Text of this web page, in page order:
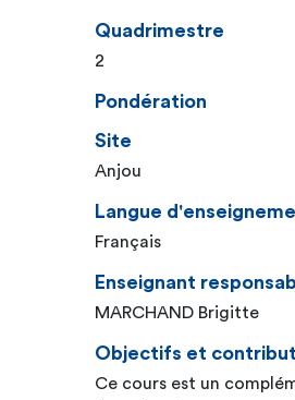
Quadrimestre
2
Pondération
Site
Anjou
Langue
Français
Enseignant
MARCHAND Brigitte
Objectifs et
Ce cours est un